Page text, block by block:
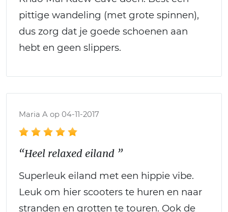
pittige wandeling (met grote spinnen),
dus zorg dat je goede schoenen aan
hebt en geen slippers.
Maria A op 04-11-2017
“Heel relaxed eiland ”
Superleuk eiland met een hippie vibe.
Leuk om hier scooters te huren en naar
stranden en grotten te touren. Ook de